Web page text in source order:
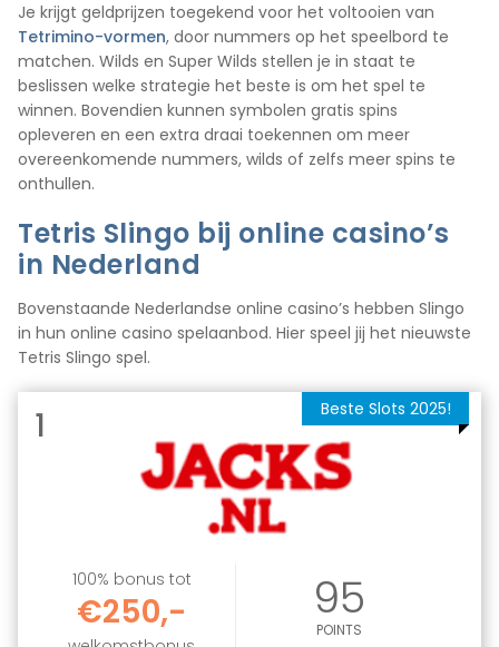
Je krijgt geldprijzen toegekend voor het voltooien van
Tetrimino-vormen, door nummers op het speelbord te
matchen. Wilds en Super Wilds stellen je in staat te
beslissen welke strategie het beste is om het spel te
winnen. Bovendien kunnen symbolen gratis spins
opleveren en een extra draai toekennen om meer
overeenkomende nummers, wilds of zelfs meer spins te
onthullen.
Tetris Slingo bij online casino’s
in Nederland
Bovenstaande Nederlandse online casino’s hebben Slingo
in hun online casino spelaanbod. Hier speel jij het nieuwste
Tetris Slingo spel.
Beste Slots 2025!
1
100% bonus tot
€250,- 95
POINTS